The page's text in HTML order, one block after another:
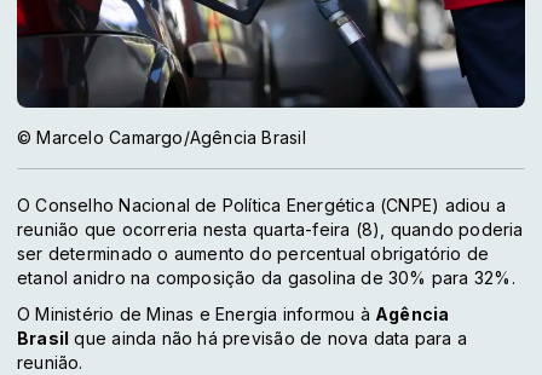
© Marcelo Camargo/Agência Brasil
O Conselho Nacional de Política Energética (CNPE) adiou a
reunião que ocorreria nesta quarta-feira (8), quando poderia
ser determinado o aumento do percentual obrigatório de
etanol anidro na composição da gasolina de 30% para 32%.
O Ministério de Minas e Energia informou à Agência
Brasil que ainda não há previsão de nova data para a
reunião.